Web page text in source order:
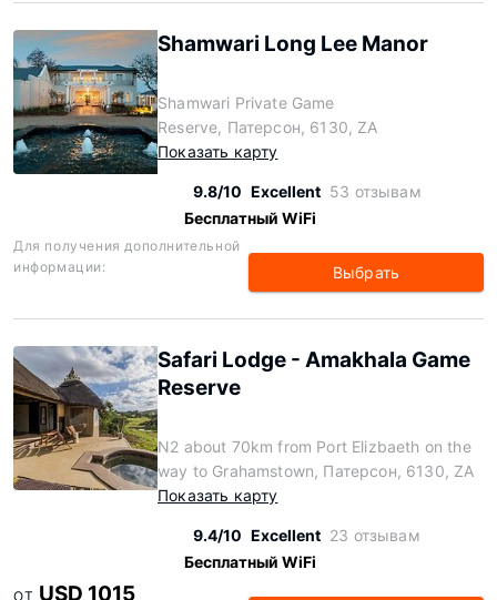
Shamwari Long Lee Manor
Shamwari Private Game
Reserve, Патерсон, 6130, ZA
Показать карту
9.8/10 Excellent 53 отзывам
Бесплатный WiFi
Для получения дополнительной
информации:
Выбрать
Safari Lodge - Amakhala Game
Reserve
N2 about 70km from Port Elizbaeth on the
way to Grahamstown, Патерсон, 6130, ZA
Показать карту
9.4/10 Excellent 23 отзывам
Бесплатный WiFi
ОТ USD 1015